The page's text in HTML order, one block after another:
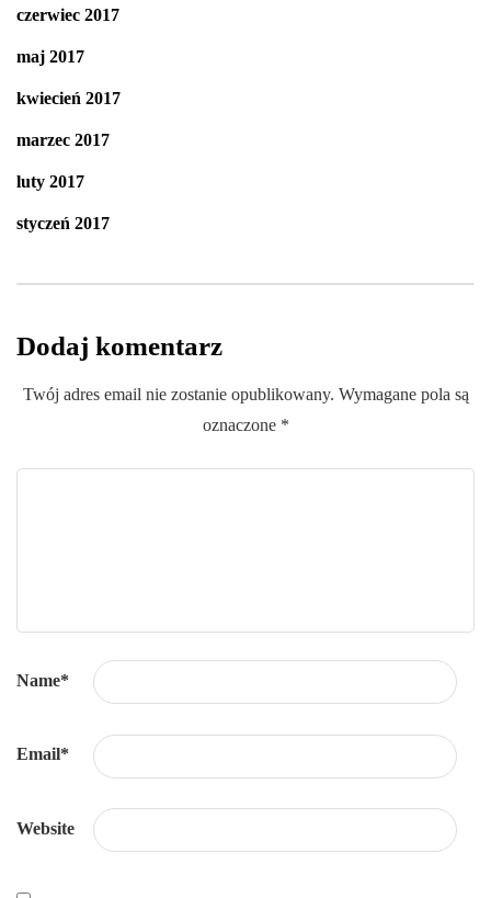
czerwiec 2017
maj 2017
kwiecień 2017
marzec 2017
luty 2017
styczeń 2017
Dodaj komentarz
Twój adres email nie zostanie opublikowany. Wymagane pola są
oznaczone *
Name*
Email*
Website